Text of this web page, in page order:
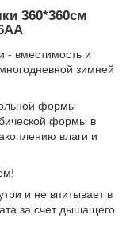
360*360см
- вместимость и
зимней
формы
формы в
влаги и
и не впитывает в
за счет дышащего